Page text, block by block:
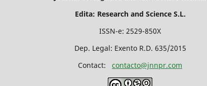
Edita: Research and Science S.L.
ISSN-e: 2529-850X
Dep. Legal: Exento R.D. 635/2015
Contact: contacto@jnnpr.com